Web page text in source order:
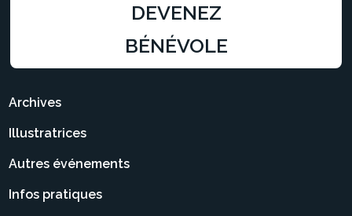
DEVENEZ
BÉNÉVOLE
Archives
Illustratrices
Autres événements
Infos pratiques